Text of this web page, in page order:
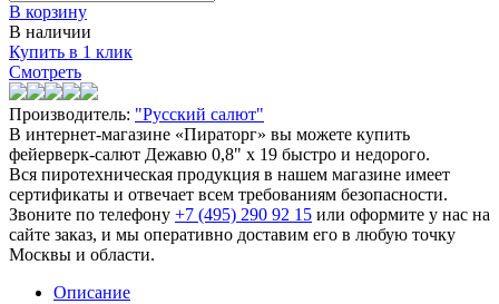
В корзину
В наличии
Купить в 1 клик
Смотреть
Производитель: "Русский салют"
В интернет-магазине «Пираторг» вы можете купить
фейерверк-салют Дежавю 0,8" х 19 быстро и недорого.
Вся пиротехническая продукция в нашем магазине имеет
сертификаты и отвечает всем требованиям безопасности.
Звоните по телефону +7 (495) 290 92 15 или оформите у нас на
сайте заказ, и мы оперативно доставим его в любую точку
Москвы и области.
Описание